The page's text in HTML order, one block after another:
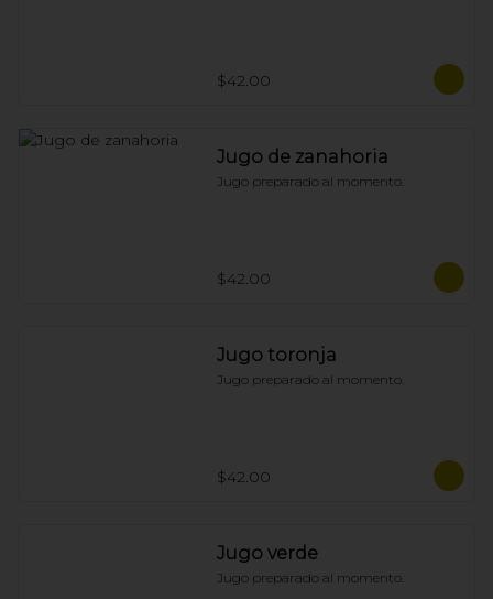
$42.00
Jugo de zanahoria
Jugo preparado al momento.
$42.00
Jugo toronja
Jugo preparado al momento.
$42.00
Jugo verde
Jugo preparado al momento.